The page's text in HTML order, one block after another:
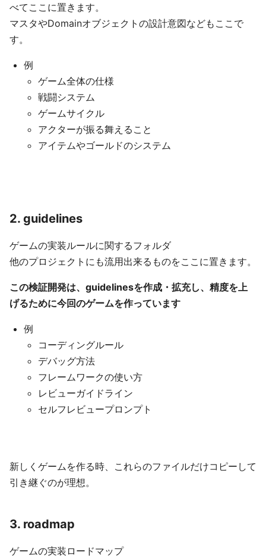
べてここに置きます。
マスタやDomainオブジェクトの設計意図などもここで
す。
例
ゲーム全体の仕様
戦闘システム
ゲームサイクル
アクターが振る舞えること
アイテムやゴールドのシステム
2. guidelines
ゲームの実装ルールに関するフォルダ
他のプロジェクトにも流用出来るものをここに置きます。
この検証開発は、guidelinesを作成・拡充し、精度を上
げるために今回のゲームを作っています
例
コーディングルール
デバッグ方法
フレームワークの使い方
レビューガイドライン
セルフレビュープロンプト
新しくゲームを作る時、これらのファイルだけコピーして
引き継ぐのが理想。
3. roadmap
ゲームの実装ロードマップ